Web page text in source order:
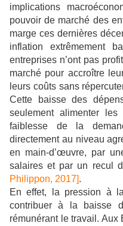
implications
pouvoir de marché des
marge ces dernières
inflation extrêmement
entreprises n’ont pas
marché pour accroître
leurs coûts sans
Cette baisse des
seulement alimenter
faiblesse de la
directement au niveau
en main-d’œuvre, par
salaires et par un recul
Philippon, 2017].
En effet, la pression à
contribuer à la baisse
rémunérant le travail. Aux